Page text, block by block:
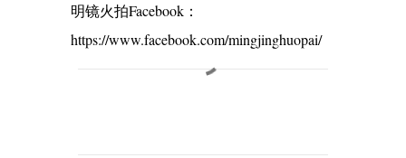
明镜火拍Facebook：
https://www.facebook.com/mingjinghuopai/